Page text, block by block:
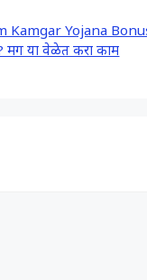
Kamgar Yojana
मग या वेळेत करा काम